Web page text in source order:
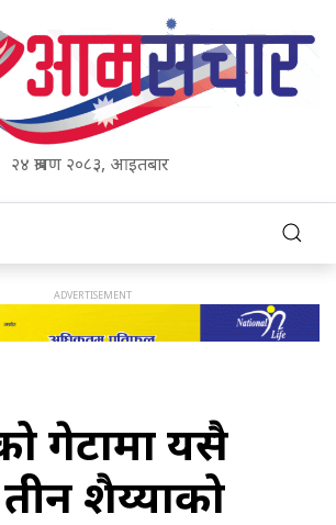
२४ श्रावण २०८३, आइतबार
गेटामा यसै
शैय्याको